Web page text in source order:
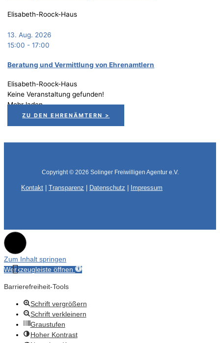
Elisabeth-Roock-Haus
13. Aug. 2026
15:00 -17:00
Bera­tung und Ver­mitt­lung von Ehrenamtlern
Elisabeth-Roock-Haus
Keine Veranstaltung gefunden!
Mehr laden
ZU DEN EHRENÄMTERN >
Copyright © 2026 Solinger Freiwilligen Agentur e.V.
Kontakt Transparenz Datenschutz Impressum
Zum Inhalt springen
Werkzeugleiste öffnen
Barrierefreiheit-Tools
Schrift vergrößern
Schrift verkleinern
Graustufen
Hoher Kontrast